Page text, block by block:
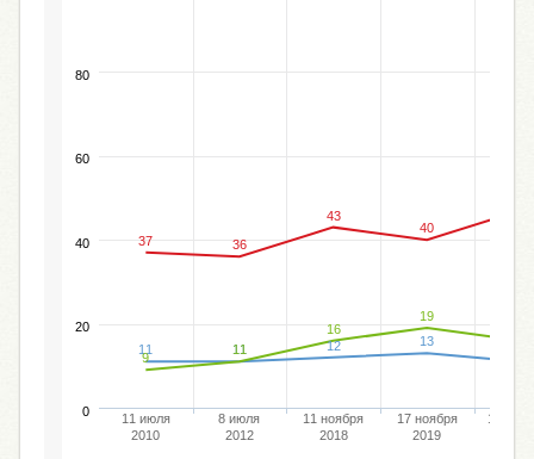
11 11 12 13
37 36
43
40
9
11
16
19
11 июля
2010
8 июля
2012
11 ноября
2018
17 ноября
2019
18
0
20
40
60
80